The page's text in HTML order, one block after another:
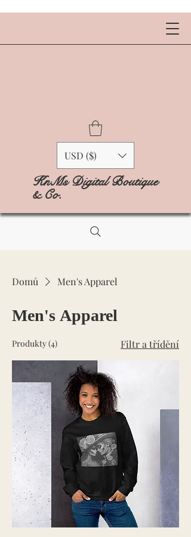
USD ($)
KnMs Digital Boutique
& Co.
Domů Men's Apparel
Men's Apparel
Produkty (4) Filtr a třídění